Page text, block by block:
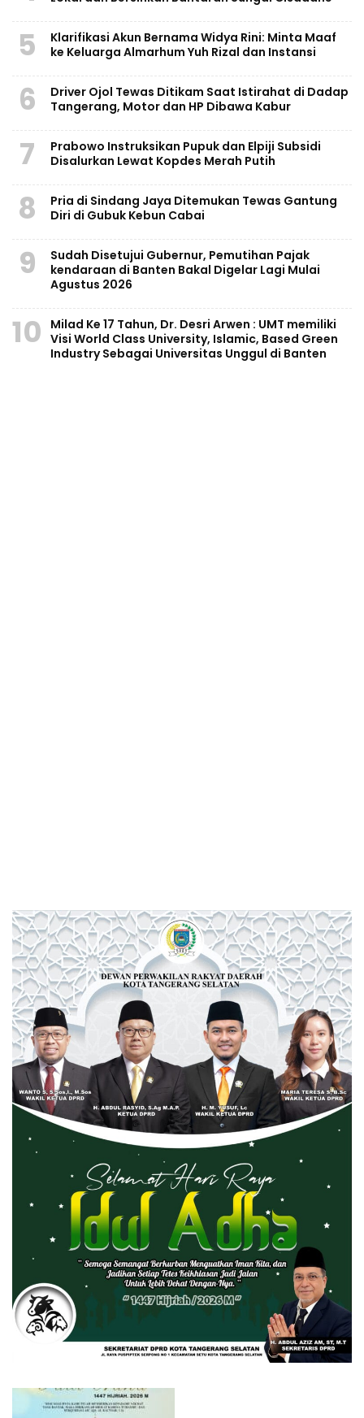
5
Klarifikasi Akun Bernama Widya Rini: Minta Maaf
ke Keluarga Almarhum Yuh Rizal dan Instansi
6
Driver Ojol Tewas Ditikam Saat Istirahat di Dadap
Tangerang, Motor dan HP Dibawa Kabur
7
Prabowo Instruksikan Pupuk dan Elpiji Subsidi
Disalurkan Lewat Kopdes Merah Putih
8
Pria di Sindang Jaya Ditemukan Tewas Gantung
Diri di Gubuk Kebun Cabai
9
Sudah Disetujui Gubernur, Pemutihan Pajak
kendaraan di Banten Bakal Digelar Lagi Mulai
Agustus 2026
10
Milad Ke 17 Tahun, Dr. Desri Arwen : UMT memiliki
Visi World Class University, Islamic, Based Green
Industry Sebagai Universitas Unggul di Banten